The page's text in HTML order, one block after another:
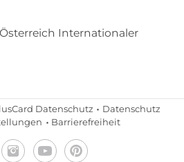
Internationaler
Datenschutz
Datenschutz
Barrierefreiheit